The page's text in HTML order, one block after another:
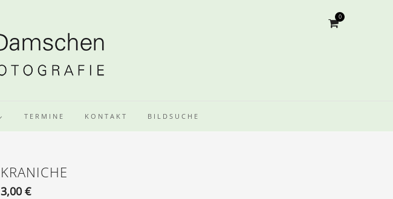
0
TERMINE KONTAKT BILDSUCHE
KRANICHE
3,00€